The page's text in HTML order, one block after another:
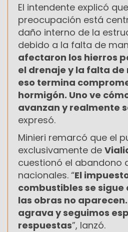
El intendente explicó
preocupación está
daño interno de la
debido a la falta de
afectaron los hierros
el drenaje y la falta
eso termina
hormigón. Uno ve
avanzan y realmente
expresó.
Minieri remarcó que el
exclusivamente de
cuestionó el abandono
nacionales. “El
combustibles se
las obras no
agrava y seguimos
respuestas”, lanzó.